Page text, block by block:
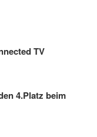
TV
4.Platz beim